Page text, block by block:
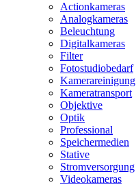
Actionkameras
Analogkameras
Beleuchtung
Digitalkameras
Filter
Fotostudiobedarf
Kamerareinigung
Kameratransport
Objektive
Optik
Professional
Speichermedien
Stative
Stromversorgung
Videokameras